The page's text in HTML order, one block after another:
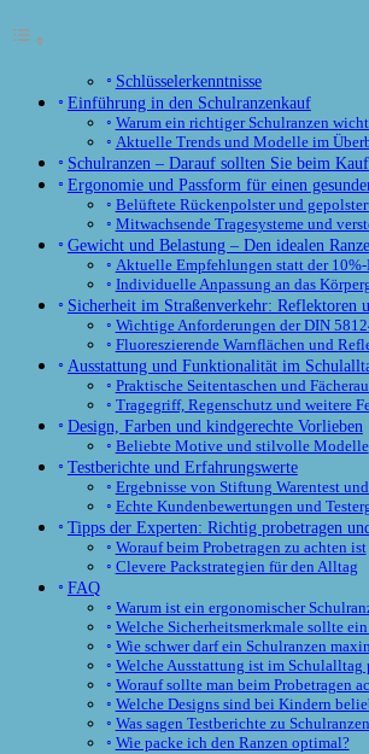
Schlüsselerkenntnisse
Einführung in den Schulranzenkauf
Warum ein richtiger Schulranzen
Aktuelle Trends und Modelle im
Schulranzen – Darauf sollten Sie beim
Ergonomie und Passform für einen
Belüftete Rückenpolster und
Mitwachsende Tragesysteme und
Gewicht und Belastung – Den idealen
Aktuelle Empfehlungen statt der 10%-
Individuelle Anpassung an das
Sicherheit im Straßenverkehr: Reflektoren
Wichtige Anforderungen der DIN
Fluoreszierende Warnflächen und
Ausstattung und Funktionalität im
Praktische Seitentaschen und
Tragegriff, Regenschutz und weitere
Design, Farben und kindgerechte Vorlieben
Beliebte Motive und stilvolle Modelle
Testberichte und Erfahrungswerte
Ergebnisse von Stiftung Warentest
Echte Kundenbewertungen und
Tipps der Experten: Richtig probetragen
Worauf beim Probetragen zu achten ist
Clevere Packstrategien für den Alltag
FAQ
Warum ist ein ergonomischer
Welche Sicherheitsmerkmale sollte
Wie schwer darf ein Schulranzen
Welche Ausstattung ist im Schulalltag
Worauf sollte man beim Probetragen
Welche Designs sind bei Kindern
Was sagen Testberichte zu
Wie packe ich den Ranzen optimal?